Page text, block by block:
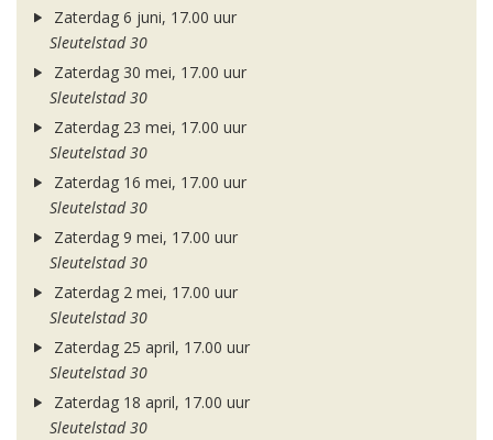
Zaterdag 6 juni, 17.00 uur
Sleutelstad 30
Zaterdag 30 mei, 17.00 uur
Sleutelstad 30
Zaterdag 23 mei, 17.00 uur
Sleutelstad 30
Zaterdag 16 mei, 17.00 uur
Sleutelstad 30
Zaterdag 9 mei, 17.00 uur
Sleutelstad 30
Zaterdag 2 mei, 17.00 uur
Sleutelstad 30
Zaterdag 25 april, 17.00 uur
Sleutelstad 30
Zaterdag 18 april, 17.00 uur
Sleutelstad 30